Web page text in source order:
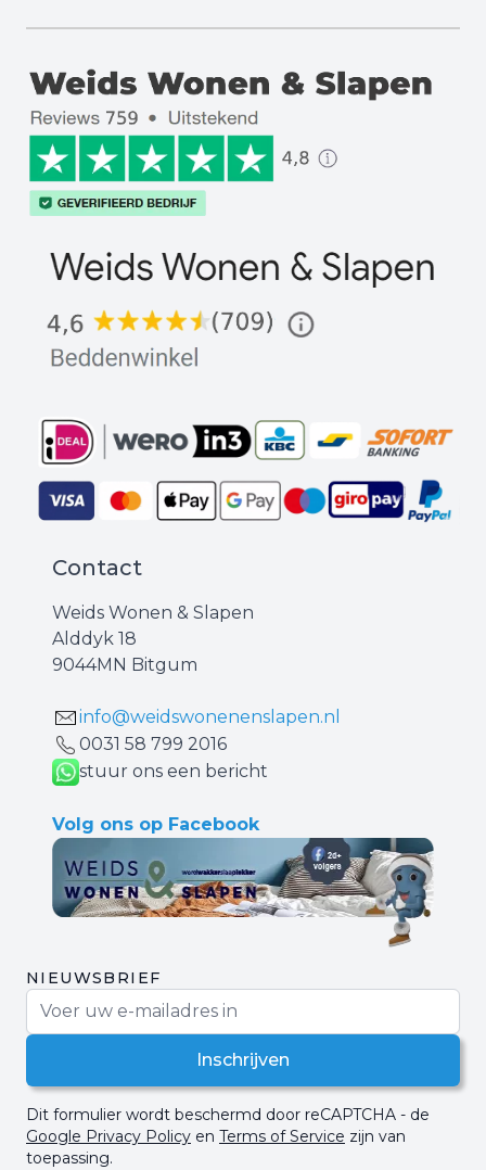
Contact
Weids Wonen & Slapen
Alddyk 18
9044MN Bitgum
info@weidswonenenslapen.nl
0031 ‪58 799 2016‬
stuur ons een bericht
Volg ons op Facebook
NIEUWSBRIEF
Inschrijven
Dit formulier wordt beschermd door reCAPTCHA - de
Google Privacy Policy en Terms of Service zijn van
toepassing.